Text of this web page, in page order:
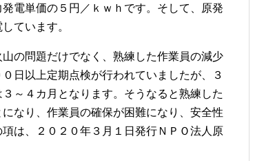
電単価の５円／ｋｗｈです。そして、原発
ています。
の問題だけでなく、熟練した作業員の減少
日以上定期点検が行われていましたが、３
～４カ月となります。そうなると熟練した
なり、作業員の確保が困難になり、安全性
は、２０２０年３月１日発行ＮＰＯ法人原